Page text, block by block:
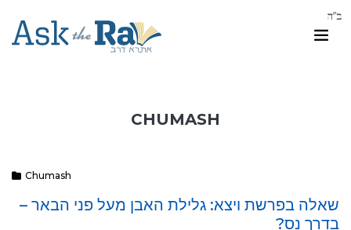
CHUMASH
Chumash
שאלה בפרשת ויצא: גלילת האבן מעל פני הבאר –
בדרך נס?